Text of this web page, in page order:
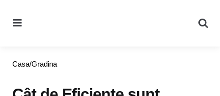
Categories
Casa/Gradina